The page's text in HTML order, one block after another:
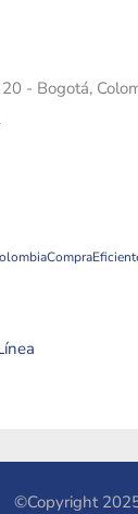
- Bogotá,
©Copyright